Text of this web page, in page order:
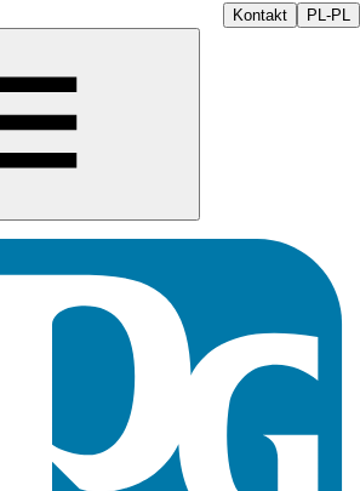
Kontakt PL-PL